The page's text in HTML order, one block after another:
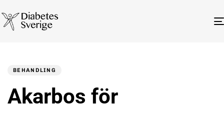
BEHANDLING
Akarbos för